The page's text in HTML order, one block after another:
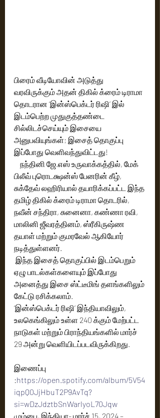
பிரைம் வீடியோவின் அடுத்து
வரவிருக்கும் அதன் திகில் க்ரைம் டிராமா
தொடரான ‘இன்ஸ்பெக்டர் ரிஷி’ இல்
இடம்பெற்ற முதுகுத்தண்டை
சில்லிடச்செய்யும் இசையை
அனுபவியுங்கள்; இசைத் தொகுப்பு
இப்போது வெளிவந்துவிட்டது!
பிலீவ் புரொடக்ஷன்ஸ் பேனரின் கீழ்,
சுக்தேவ் லஹிரியால் தயாரிக்கப்பட்ட இந்த
தமிழ் திகில் க்ரைம் டிராமா தொடரில்,
நவீன் சந்திரா, சுனைனா, கண்ணா ரவி,
மாலினி ஜீவரத்தினம், ஸ்ரீகிருஷ்ண
தயாள் மற்றும் குமரவேல் ஆகியோர்
நடித்துள்ளனர்.
ஏழு பாடல்கள்களையும் இப்போது
அனைத்து இசை ஸ்ட்டீமிங் தளங்களிலும்
கேட்டு ரசிக்கலாம்.
‘இன்ஸ்பெக்டர் ரிஷி’ இந்தியாவிலும்,
உலகெங்கிலும் உள்ள 240 க்கும் மேற்பட்ட
நாடுகள் மற்றும் பிராந்தியங்களில் மார்ச்
29 அன்று வெளியிடப்படவிருக்கிறது.
இணைப்பு
:https://open.spotify.com/album/5V54
iqpQ0JjHbuT2P9AvTq?
si=wDzJdztbSnWarlyoL70Jqw
மும்பை, இந்தியா- மார்ச் 15, 2024 –